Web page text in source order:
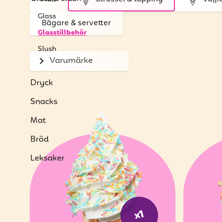
Glass
Glasstillbehör
Slush
Bubble tea
Dryck
Snacks
Mat
Bröd
Leksaker
Bägare & servetter
Varumärke
x1